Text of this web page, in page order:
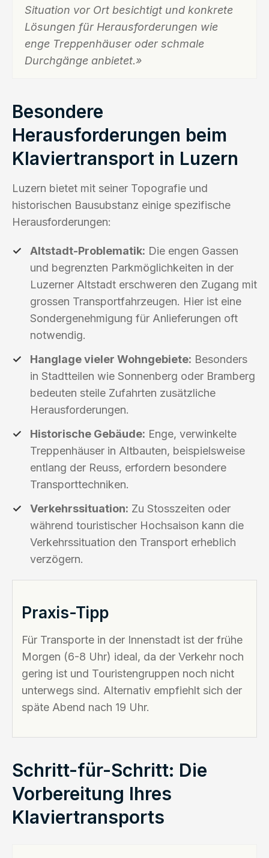
Situation vor Ort besichtigt und konkrete
Lösungen für Herausforderungen wie
enge Treppenhäuser oder schmale
Durchgänge anbietet.»
Besondere
Herausforderungen beim
Klaviertransport in Luzern
Luzern bietet mit seiner Topografie und
historischen Bausubstanz einige spezifische
Herausforderungen:
Altstadt-Problematik: Die engen Gassen
und begrenzten Parkmöglichkeiten in der
Luzerner Altstadt erschweren den Zugang mit
grossen Transportfahrzeugen. Hier ist eine
Sondergenehmigung für Anlieferungen oft
notwendig.
Hanglage vieler Wohngebiete: Besonders
in Stadtteilen wie Sonnenberg oder Bramberg
bedeuten steile Zufahrten zusätzliche
Herausforderungen.
Historische Gebäude: Enge, verwinkelte
Treppenhäuser in Altbauten, beispielsweise
entlang der Reuss, erfordern besondere
Transporttechniken.
Verkehrssituation: Zu Stosszeiten oder
während touristischer Hochsaison kann die
Verkehrssituation den Transport erheblich
verzögern.
Praxis-Tipp
Für Transporte in der Innenstadt ist der frühe
Morgen (6-8 Uhr) ideal, da der Verkehr noch
gering ist und Touristengruppen noch nicht
unterwegs sind. Alternativ empfiehlt sich der
späte Abend nach 19 Uhr.
Schritt-für-Schritt: Die
Vorbereitung Ihres
Klaviertransports